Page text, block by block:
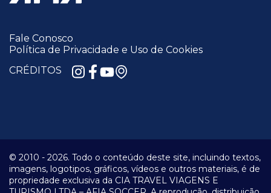
Fale Conosco
Política de Privacidade e Uso de Cookies
CRÉDITOS
© 2010 - 2026. Todo o conteúdo deste site, incluindo textos,
imagens, logotipos, gráficos, vídeos e outros materiais, é de
propriedade exclusiva da CIA TRAVEL VIAGENS E